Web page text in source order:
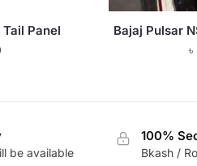
Panel Bajaj Pulsar
৳
be available
100%
Bkash /